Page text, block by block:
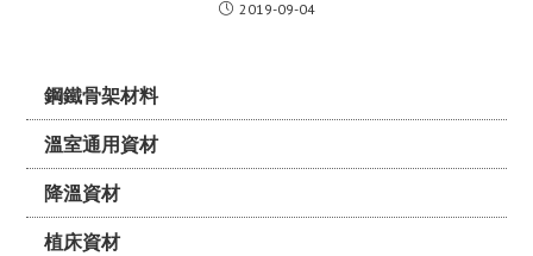
2019-09-04
鋼鐵骨架材料
溫室通用資材
降溫資材
植床資材